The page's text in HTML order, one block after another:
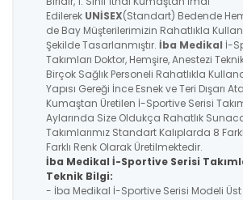
Edilerek UNİSEX(Standart) Bedende
de Bay Müşterilerimizin Rahatlıkla
Şekilde Tasarlanmıştır. İba Medikal İ-
Takımları Doktor, Hemşire, Anestezi
Birçok Sağlık Personeli Rahatlıkla
Yapısı Gereği İnce Esnek ve Teri Dışarı
Kumaştan Üretilen İ-Sportive Serisi
Aylarında Size Oldukça Rahatlık
Takımlarımız Standart Kalıplarda 8
Farklı Renk Olarak Üretilmektedir.
İba Medikal İ-Sportive Serisi
Teknik Bilgi:
- İba Medikal İ-Sportive Serisi Modeli